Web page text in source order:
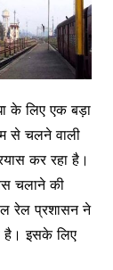
के लिए एक बड़ा
से चलने वाली
कर रहा है।
चलाने की
रेल प्रशासन ने
है। इसके लिए